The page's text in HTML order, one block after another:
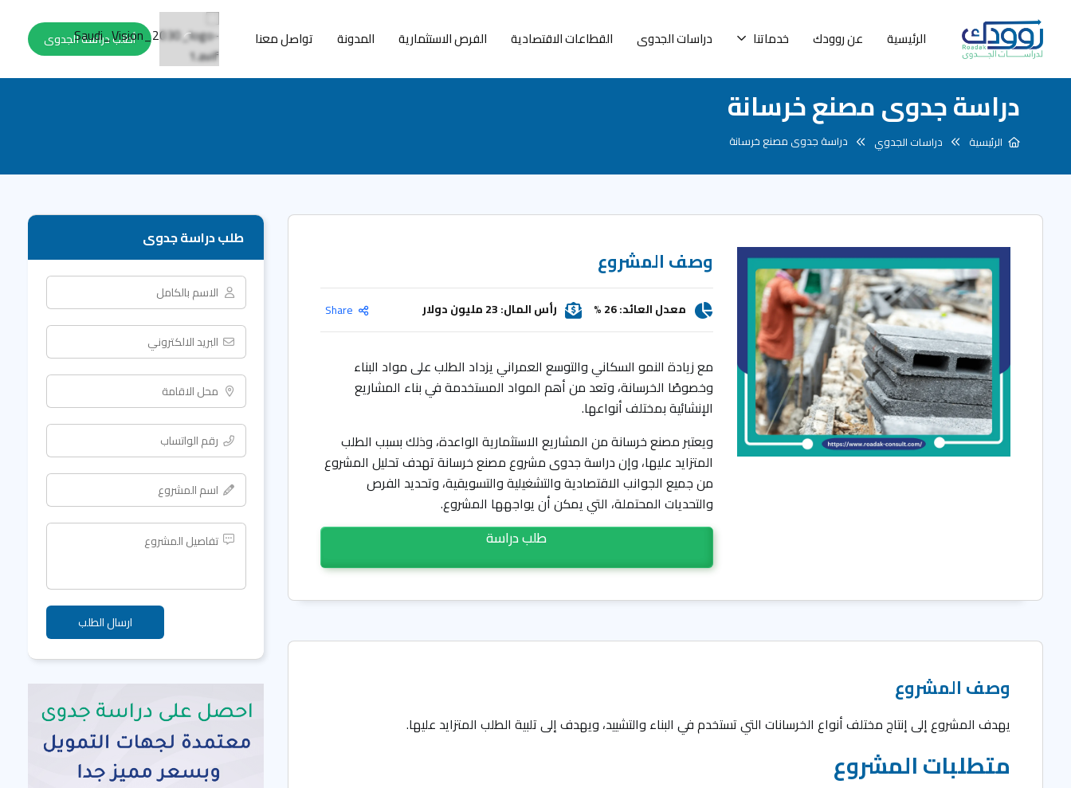
الرئيسية عن روودك خدماتنا دراسات الجدوى القطاعات الاقتصادية الفرص الاستثمارية المدونة تواصل معنا أطلب دراسة الجدوى
دراسة جدوى مصنع خرسانة
الرئيسية دراسات الجدوي دراسة جدوى مصنع خرسانة
وصف المشروع
معدل العائد: 26 % رأس المال: 23 مليون دولار Share
مع زيادة النمو السكاني والتوسع العمراني يزداد الطلب على مواد البناء
وخصوصًا الخرسانة، وتعد من أهم المواد المستخدمة في بناء المشاريع
الإنشائية بمختلف أنواعها.
ويعتبر مصنع خرسانة من المشاريع الاستثمارية الواعدة، وذلك بسبب الطلب
المتزايد عليها، وإن دراسة جدوى مشروع مصنع خرسانة تهدف تحليل المشروع
من جميع الجوانب الاقتصادية والتشغيلية والتسويقية، وتحديد الفرص
والتحديات المحتملة، التي يمكن أن يواجهها المشروع.
طلب دراسة
وصف المشروع
يهدف المشروع إلى إنتاج مختلف أنواع الخرسانات التي تستخدم في البناء والتشييد، ويهدف إلى تلبية الطلب المتزايد عليها.
متطلبات المشروع
طلب دراسة جدوى